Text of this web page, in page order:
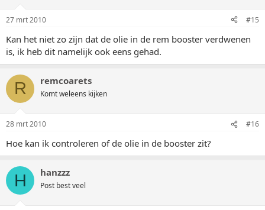
27 mrt 2010 #15
Kan het niet zo zijn dat de olie in de rem booster verdwenen
is, ik heb dit namelijk ook eens gehad.
R remcoarets
Komt weleens kijken
28 mrt 2010 #16
Hoe kan ik controleren of de olie in de booster zit?
H hanzzz
Post best veel